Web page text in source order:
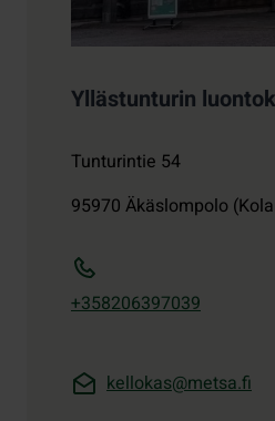
Yllästunturin
Tunturintie 54
95970 Äkäslompolo
+358206397039
kellokas@metsa.fi